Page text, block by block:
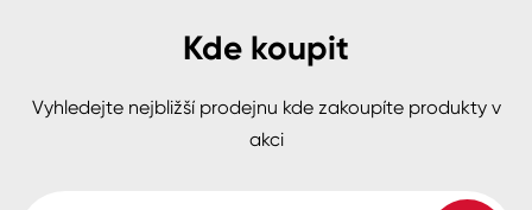
Kde koupit
Vyhledejte nejbližší prodejnu kde zakoupíte produkty v
akci